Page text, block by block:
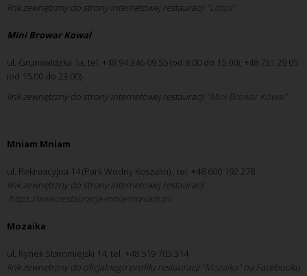
link zewnętrzny do strony internetowej restauracji "Lotos"
Mini Browar Kowal
ul. Grunwaldzka 1a, tel. +48 94 346 09 55 (od 8.00 do 15.00), +48 731 29 05
(od 15.00 do 23.00)
link zewnętrzny do strony internetowej restauracji "Mini Browar Kowal"
Mniam Mniam
ul. Rekreacyjna 14 (Park Wodny Koszalin) , tel. +48 600 192 278
link zewnętrzny do strony internetowej restauracji :
https://www.restauracja-mniammniam.pl/
Mozaika
ul. Rynek Staromiejski 14, tel. +48 519 703 314
link zewnętrzny do oficjalnego profilu restauracji "Mozaika" na Facebooku